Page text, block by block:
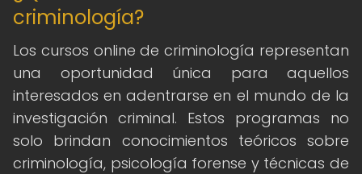
criminología?
Los cursos online de criminología representan
una oportunidad única para aquellos
interesados en adentrarse en el mundo de la
investigación criminal. Estos programas no
solo brindan conocimientos teóricos sobre
criminología, psicología forense y técnicas de